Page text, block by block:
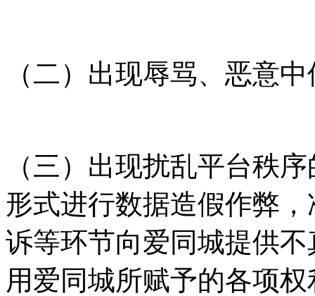
（二）出现辱骂、恶意
（三）出现扰乱平台秩
形式进行数据造假作弊
诉等环节向爱同城提供
用爱同城所赋予的各项